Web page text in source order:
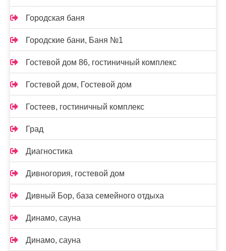
Городская баня
Городские бани, Баня №1
Гостевой дом 86, гостиничный комплекс
Гостевой дом, Гостевой дом
Гостеев, гостиничный комплекс
Град
Диагностика
Дивногория, гостевой дом
Дивный Бор, база семейного отдыха
Динамо, сауна
Динамо, сауна